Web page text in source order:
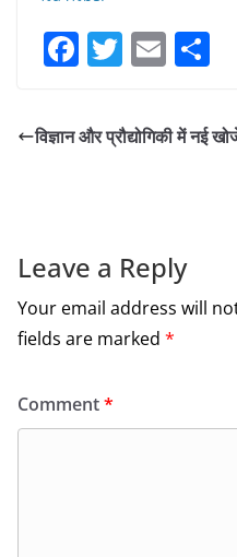
F
c
e
o
k
T
itt
er
E
ai
l e
विज्ञान और प्रौद्योगिकी में नई
Leave a Reply
Your email address will
fields are marked *
Comment*